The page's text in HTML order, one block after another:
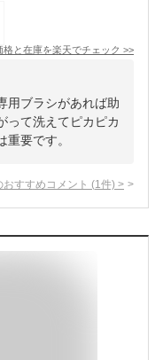
格と在庫を楽天でチェック >>
用ブラシがあれば助
って洗えてピカピカ
要です。
おすすめコメント (1 件) >